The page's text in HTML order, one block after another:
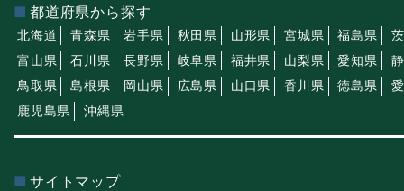
都道府県から探す
北海道 青森県 岩手県 秋田県 山形県 宮城県 福島県
富山県
石川県 長野県 岐阜県 福井県 山梨県 愛知県
鳥取県
島根県 岡山県 広島県 山口県 香川県 徳島県
鹿児島県
沖縄県
サイトマップ